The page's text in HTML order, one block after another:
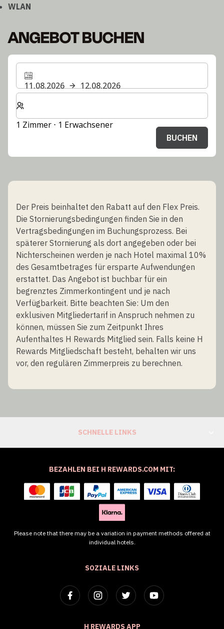
WLAN
ANGEBOT BUCHEN
11.08.2026
12.08.2026
Wählen Sie die Anzahl der Zimmer und Gäste für Ihren
1 Zimmer ⋅ 1 Erwachsener
BUCHEN
Der Preis beinhaltet den Rabatt auf den Flex Preis.
Die Stornierungsbedingungen finden Sie in den
Vertragsbedingungen im Buchungsprozess. Bei
späterer Stornierung als dort angegeben oder bei
Nichterscheinen werden je nach Hotel maximal 10%
des Gesamtbetrages für ersparte Aufwendungen
erstattet. Das Angebot ist buchbar für ein
begrenztes Zimmerkontingent und je nach
Verfügbarkeit. Bitte beachten Sie: Um den
exklusiven Mitgliedertarif in Anspruch nehmen zu
können, müssen Sie zum Zeitpunkt Ihres
Aufenthaltes H Rewards Mitglied sein. Falls keine H
Rewards Mitgliedschaft besteht, behalten wir uns
vor, den regulären Zimmerpreis zu berechnen.
SCHNELLE LINKS
SOZIALE LINKS
H REWARDS APP
BEZAHLEN BEI H REWARDS.COM MIT:
Please note that there may be a variation in payment methods offered at
individual hotels.